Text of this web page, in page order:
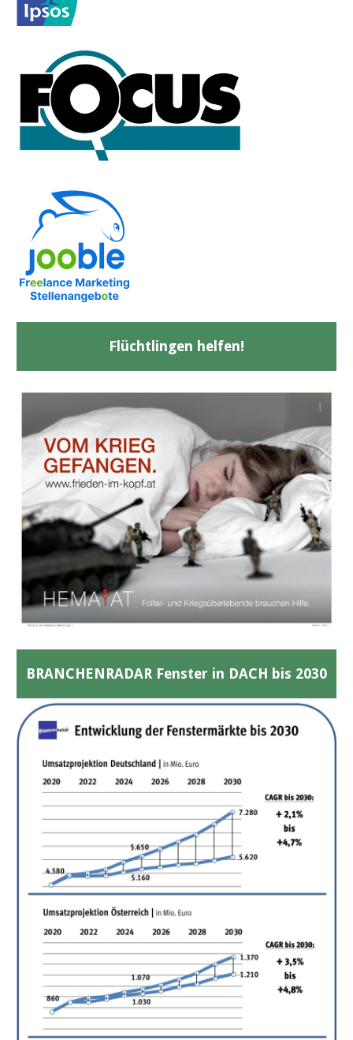
Flüchtlingen helfen!
BRANCHENRADAR Fenster in DACH bis 2030